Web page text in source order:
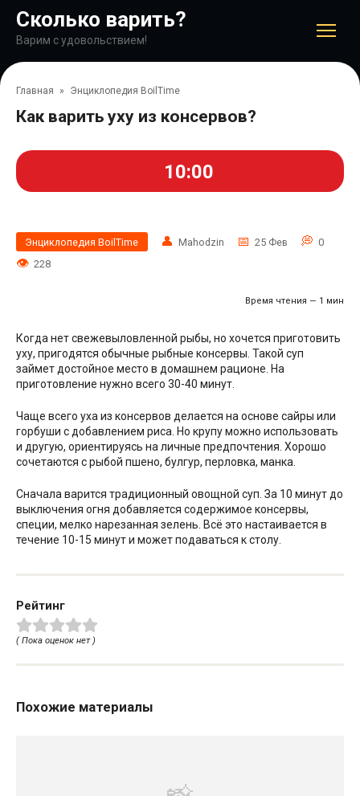
контенту
Сколько варить?
Варим с удовольствием!
Главная » Энциклопедия BoilTime
Как варить уху из консервов?
10:00
Энциклопедия BoilTime Mahodzin 25 Фев
0
228
Время чтения — 1 мин
Когда нет свежевыловленной рыбы, но хочется приготовить
уху, пригодятся обычные рыбные консервы. Такой суп
займет достойное место в домашнем рационе. На
приготовление нужно всего 30-40 минут.
Чаще всего уха из консервов делается на основе сайры или
горбуши с добавлением риса. Но крупу можно использовать
и другую, ориентируясь на личные предпочтения. Хорошо
сочетаются с рыбой пшено, булгур, перловка, манка.
Сначала варится традиционный овощной суп. За 10 минут до
выключения огня добавляется содержимое консервы,
специи, мелко нарезанная зелень. Всё это настаивается в
течение 10-15 минут и может подаваться к столу.
Рейтинг
( Пока оценок нет )
Похожие материалы